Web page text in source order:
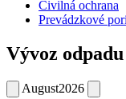
Civilná ochrana
Prevádzkové
Vývoz odpadu
August2026